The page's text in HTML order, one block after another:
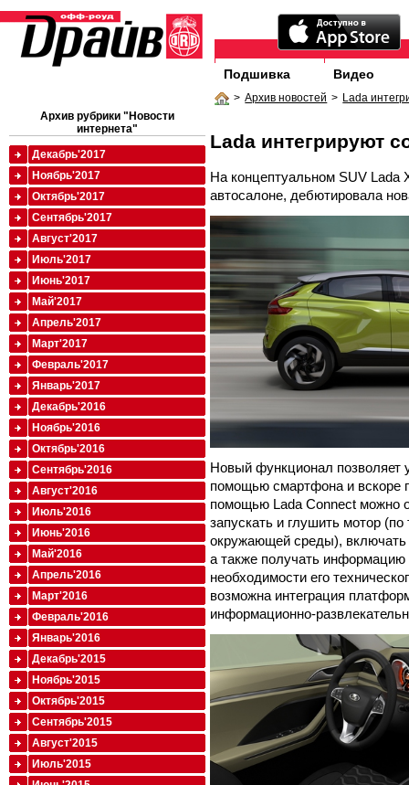
Подшивка Видео
> Архив новостей > Lada
Lada интегрируют
На концептуальном SUV Lada
автосалоне, дебютировала
Новый функционал позволяет
помощью смартфона и вскоре
помощью Lada Connect можно
запускать и глушить мотор
окружающей среды), включать
а также получать информацию
необходимости его
возможна интеграция
информационно-
Архив рубрики "Новости
интернета"
Декабрь'2017
Ноябрь'2017
Октябрь'2017
Сентябрь'2017
Август'2017
Июль'2017
Июнь'2017
Май'2017
Апрель'2017
Март'2017
Февраль'2017
Январь'2017
Декабрь'2016
Ноябрь'2016
Октябрь'2016
Сентябрь'2016
Август'2016
Июль'2016
Июнь'2016
Май'2016
Апрель'2016
Март'2016
Февраль'2016
Январь'2016
Декабрь'2015
Ноябрь'2015
Октябрь'2015
Сентябрь'2015
Август'2015
Июль'2015